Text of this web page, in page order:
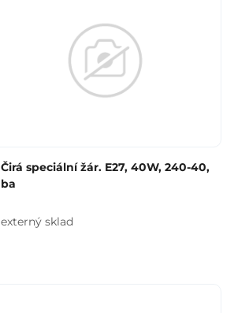
Čirá speciální žár. E27, 40W, 240-40,
ba
externý sklad